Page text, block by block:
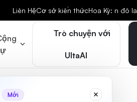
Liên HệCơ sở kiến thứcHoa Kỳ: n đô la
Trò chuyện với
UltaAI
Mới